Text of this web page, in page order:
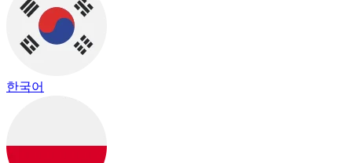
한국어